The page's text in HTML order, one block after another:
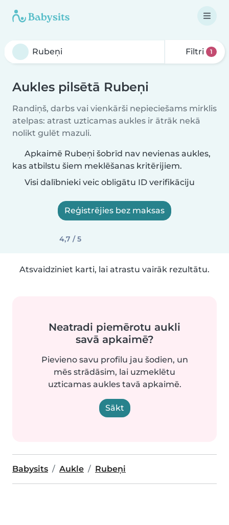
Filtri 1
Aukles pilsētā Rubeņi
Randiņš, darbs vai vienkārši nepieciešams mirklis
atelpas: atrast uzticamas aukles ir ātrāk nekā
nolikt gulēt mazuli.
Apkaimē Rubeņi šobrīd nav nevienas aukles,
kas atbilstu šiem meklēšanas kritērijiem.
Visi dalībnieki veic obligātu ID verifikāciju
Reģistrējies bez maksas
4,7 / 5
Atsvaidziniet karti, lai atrastu vairāk rezultātu.
Neatradi piemērotu aukli
savā apkaimē?
Pievieno savu profilu jau šodien, un
mēs strādāsim, lai uzmeklētu
uzticamas aukles tavā apkaimē.
Sākt
Babysits Aukle Rubeņi